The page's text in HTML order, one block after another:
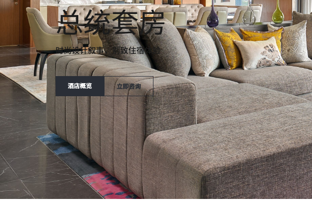
总统套房
时尚设计叙事，别致住宿体验
酒店概览
打开新窗口
立即咨询
打开新窗口